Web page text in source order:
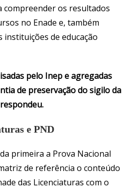
compreender os resultados
no Enade e, também
instituições de educação
pelo Inep e agregadas
de preservação do sigilo da
e PND
primeira a Prova Nacional
de referência o conteúdo
das Licenciaturas com o